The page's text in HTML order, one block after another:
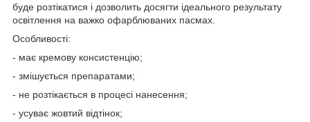
буде розтікатися і дозволить досягти ідеального результату
освітлення на важко офарблюваних пасмах.
Особливості:
- має кремову консистенцію;
- змішується препаратами;
- не розтікається в процесі нанесення;
- усуває жовтий відтінок;